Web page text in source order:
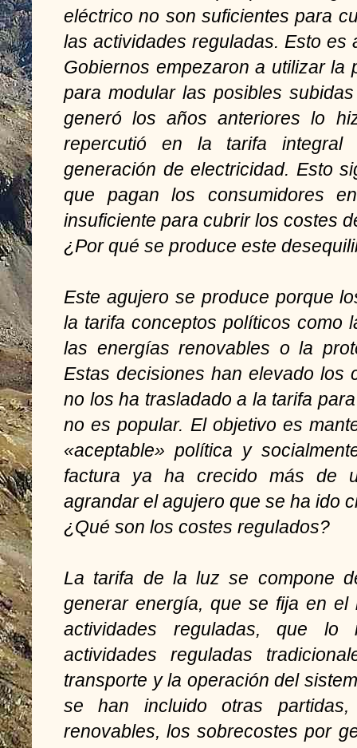
eléctrico no son suficientes para
las actividades reguladas. Esto es
Gobiernos empezaron a utilizar la
para modular las posibles
generó los años anteriores lo
repercutió en la tarifa
generación de electricidad. Esto
que pagan los consumidores
insuficiente para cubrir los costes
¿Por qué se produce este
Este agujero se produce porque
la tarifa conceptos políticos como
las energías renovables o la
Estas decisiones han elevado los
no los ha trasladado a la tarifa
no es popular. El objetivo es
«aceptable» política y
factura ya ha crecido más de
agrandar el agujero que se ha ido
¿Qué son los costes regulados?
La tarifa de la luz se compone
generar energía, que se fija en
actividades reguladas, que lo
actividades reguladas
transporte y la operación del
se han incluido otras
renovables, los sobrecostes por